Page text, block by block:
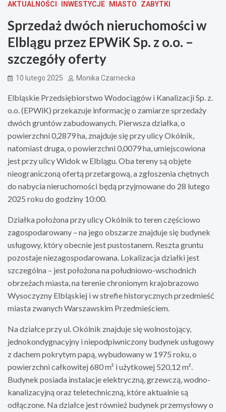
AKTUALNOŚCI INWESTYCJE MIASTO ZABYTKI
Sprzedaż dwóch nieruchomości w
Elblągu przez EPWiK Sp. z o.o. –
szczegóły oferty
10 lutego 2025 Monika Czarnecka
Elbląskie Przedsiębiorstwo Wodociągów i Kanalizacji Sp. z.
o.o. (EPWiK) przekazuje informację o zamiarze sprzedaży
dwóch gruntów zabudowanych. Pierwsza działka, o
powierzchni 0,2879 ha, znajduje się przy ulicy Okólnik,
natomiast druga, o powierzchni 0,0079 ha, umiejscowiona
jest przy ulicy Widok w Elblągu. Oba tereny są objęte
nieograniczoną ofertą przetargową, a zgłoszenia chętnych
do nabycia nieruchomości będą przyjmowane do 28 lutego
2025 roku do godziny 10:00.
Działka położona przy ulicy Okólnik to teren częściowo
zagospodarowany – na jego obszarze znajduje się budynek
usługowy, który obecnie jest pustostanem. Reszta gruntu
pozostaje niezagospodarowana. Lokalizacja działki jest
szczególna – jest położona na południowo-wschodnich
obrzeżach miasta, na terenie chronionym krajobrazowo
Wysoczyzny Elbląskiej i w strefie historycznych przedmieść
miasta zwanych Warszawskim Przedmieściem.
Na działce przy ul. Okólnik znajduje się wolnostojący,
jednokondygnacyjny i niepodpiwniczony budynek usługowy
z dachem pokrytym papą, wybudowany w 1975 roku, o
powierzchni całkowitej 680 m² i użytkowej 520,12 m².
Budynek posiada instalacje elektryczną, grzewczą, wodno-
kanalizacyjną oraz teletechniczną, które aktualnie są
odłączone. Na działce jest również budynek przemysłowy o